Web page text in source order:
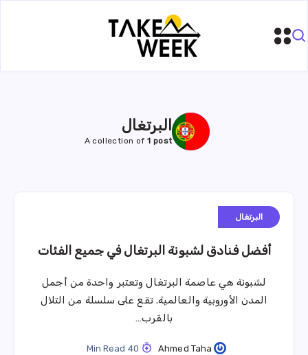
البرتغال
A collection of 1 post
البرتغال
أفضل فنادق لشبونة البرتغال في جميع الفئات
لشبونة هي عاصمة البرتغال وتعتبر واحدة من أجمل
المدن الأوروبية والعالمية. تقع على سلسلة من التلال
بالقرب…
Ahmed Taha